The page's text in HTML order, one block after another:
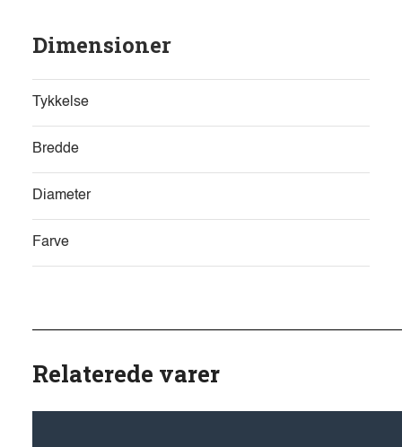
Dimensioner
Tykkelse
Bredde
Diameter
Farve
Relaterede varer